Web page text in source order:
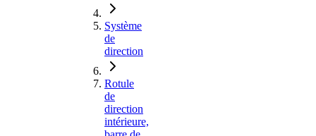
Système
de
direction
Rotule
de
direction
intérieure,